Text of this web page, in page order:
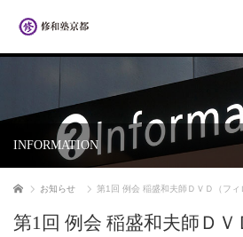
INFORMATION
ホーム お知らせ 第1回 例会 稲盛和夫師ＤＶＤ（フィ
第1回 例会 稲盛和夫師Ｄ